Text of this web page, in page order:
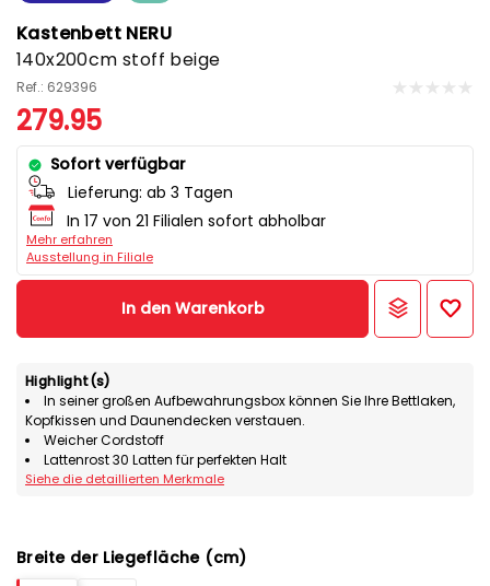
Kastenbett NERU
140x200cm stoff beige
Ref.: 629396
279.95
Sofort verfügbar
Lieferung: ab 3 Tagen
In 17 von 21 Filialen sofort abholbar
Mehr erfahren
Ausstellung in Filiale
In den Warenkorb
Highlight(s)
In seiner großen Aufbewahrungsbox können Sie Ihre Bettlaken,
Kopfkissen und Daunendecken verstauen.
Weicher Cordstoff
Lattenrost 30 Latten für perfekten Halt
Siehe die detaillierten Merkmale
Breite der Liegefläche (cm)